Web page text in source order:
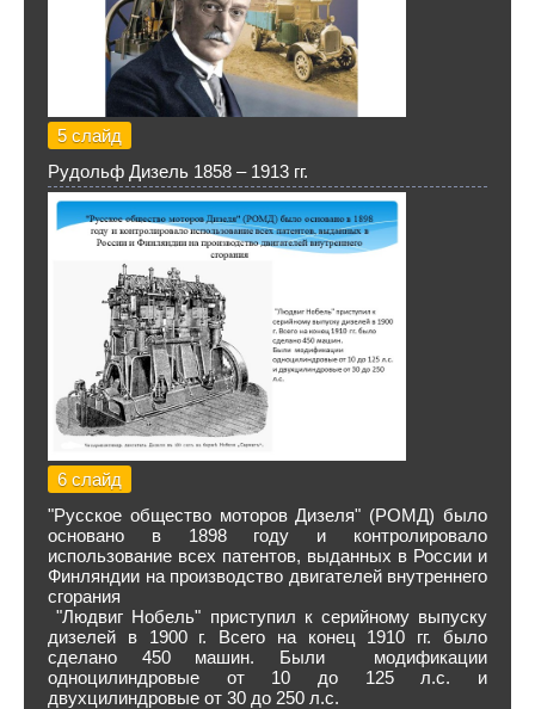
5 слайд
Рудольф Дизель 1858 – 1913 гг.
6 слайд
"Русское общество моторов Дизеля" (РОМД) было
основано в 1898 году и контролировало
использование всех патентов, выданных в России и
Финляндии на производство двигателей внутреннего
сгорания
"Людвиг Нобель" приступил к серийному выпуску
дизелей в 1900 г. Всего на конец 1910 гг. было
сделано 450 машин. Были модификации
одноцилиндровые от 10 до 125 л.с. и
двухцилиндровые от 30 до 250 л.с.